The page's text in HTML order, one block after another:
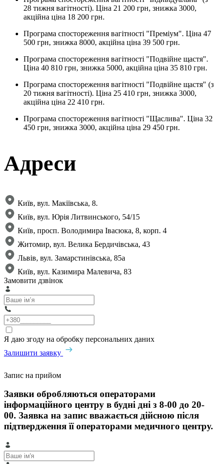
28 тижня вагітності). Ціна 21 200 грн, знижка 3000,
акційна ціна 18 200 грн.
Програма спостореження вагітності "Преміум". Ціна 47
500 грн, знижка 8000, акційна ціна 39 500 грн.
Програма спостореження вагітності "Подвійне щастя".
Ціна 40 810 грн, знижка 5000, акційна ціна 35 810 грн.
Програма спостореження вагітності "Подвійне щастя" (з
20 тижня вагітності). Ціна 25 410 грн, знижка 3000,
акційна ціна 22 410 грн.
Програма спостореження вагітності "Щаслива". Ціна 32
450 грн, знижка 3000, акційна ціна 29 450 грн.
Адреси
Київ, вул. Макіївська, 8.
Київ, вул. Юрія Литвинського, 54/15
Київ, просп. Володимира Івасюка, 8, корп. 4​
Житомир, вул. Велика Бердичівська, 43
Львів, вул. Замарстинівська, 85а
Київ, вул. Казимира Малевича, 83
Замовити дзвінок
Я даю згоду на обробку персональних даних
Залишити заявку
Запис на прийом
Заявки обробляються операторами
інформаційного центру в будні дні з 8-00 до 20-
00. Заявка на запис вважається дійсною після
підтвердження її операторами медичного центру.